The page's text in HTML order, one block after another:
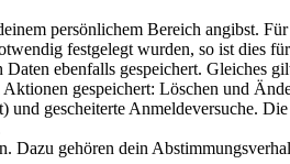
persönlichem Bereich angibst.
festgelegt wurden, so ist dies
ebenfalls gespeichert. Gleiches
gespeichert: Löschen und
gescheiterte Anmeldeversuche.
gehören dein